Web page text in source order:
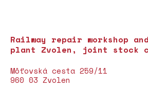
Railway repair workshop
plant Zvolen, joint stock
Môťovská cesta 259/11
960 03 Zvolen